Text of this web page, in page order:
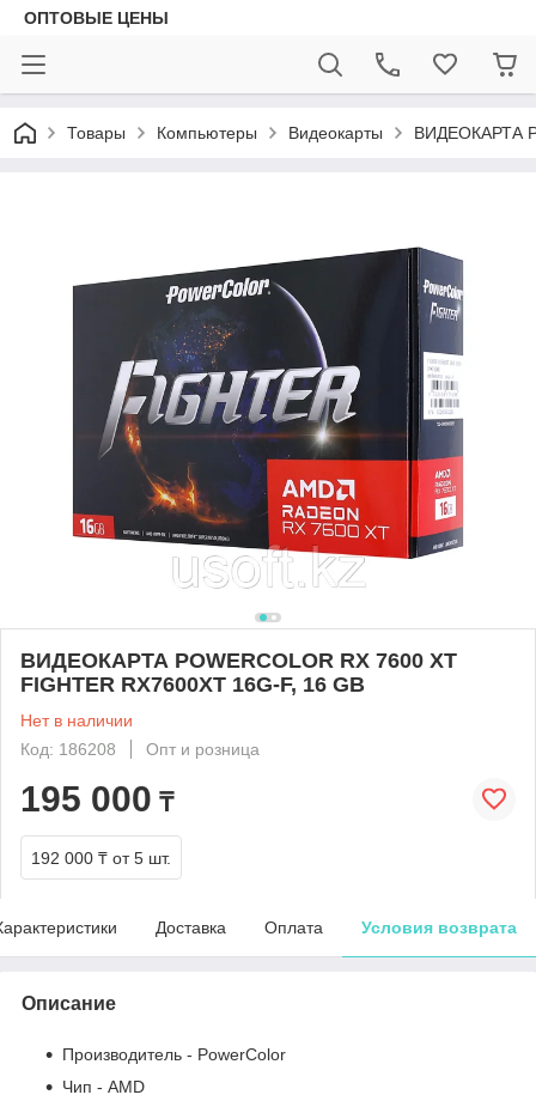
ОПТОВЫЕ ЦЕНЫ
Товары Компьютеры Видеокарты ВИДЕОКАРТА
ВИДЕОКАРТА POWERCOLOR RX 7600 XT
FIGHTER RX7600XT 16G-F, 16 GB
Нет в наличии
Код: 186208
Опт и розница
195 000 ₸
192 000 ₸ от 5 шт.
Доставка Оплата Условия возврата
Описание
Производитель - PowerColor
Чип - AMD